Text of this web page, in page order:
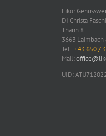
Likör
DI Christa
Thann 8
3663 Laimbach
Tel.:+43 650 /
Mail:
UID: